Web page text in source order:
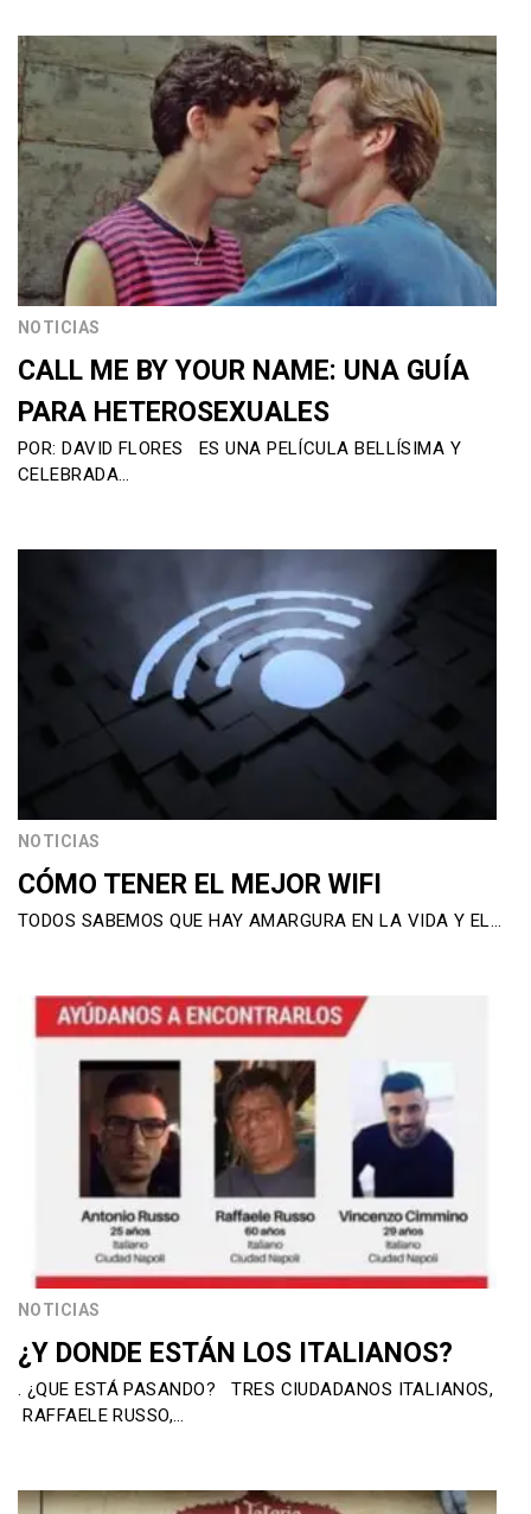
NOTICIAS
CALL ME BY YOUR NAME: UNA GUÍA
PARA HETEROSEXUALES
POR: DAVID FLORES ES UNA PELÍCULA BELLÍSIMA Y
CELEBRADA…
NOTICIAS
CÓMO TENER EL MEJOR WIFI
TODOS SABEMOS QUE HAY AMARGURA EN LA VIDA Y EL…
NOTICIAS
¿Y DONDE ESTÁN LOS ITALIANOS?
. ¿QUE ESTÁ PASANDO? TRES CIUDADANOS ITALIANOS,
RAFFAELE RUSSO,…